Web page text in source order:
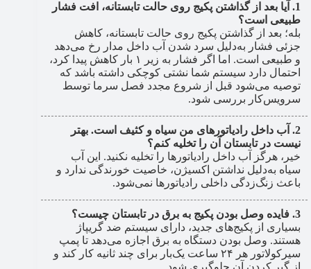
آیا بعد از گذاشتن پکیج روی حالت تابستانه، افت فشار
طبیعی است؟
بله؛ بعد از گذاشتن پکیج روی حالت تابستانه، کاهش
جزئی فشار به‌دلیل سرد شدن آب داخل مدار رخ می‌دهد
و طبیعی است. اما اگر فشار به زیر ۱ بار کاهش پیدا کرد،
احتمال دارد سیستم شما نشتی کوچکی داشته باشد که
توصیه می‌شود قبل از شروع مجدد فصل سرما توسط
سرویس‌کار بررسی شود.
آب داخل رادیاتورهای من سیاه و کثیف است. بهتر
نیست در تابستان آن را تخلیه کنم؟
خیر، هرگز آب داخل رادیاتورها را تخلیه نکنید. این آب
سیاه به‌دلیل نداشتن اکسیژن، خاصیت خورندگی ندارد و
باعث زنگ‌زدگی داخلی رادیاتورها نمی‌شود.
فایده وصل بودن پکیج به برق در تابستان چیست؟
بسیاری از پکیج‌های جدید، دارای سیستم ضد گریپاژ
هستند. وصل بودن دستگاه به برق اجازه می‌دهد تا پمپ
سیرکولاتور هر ۲۴ ساعت یک‌بار برای چند ثانیه کار کند و
از گیر کردن آن جلوگیری شود.